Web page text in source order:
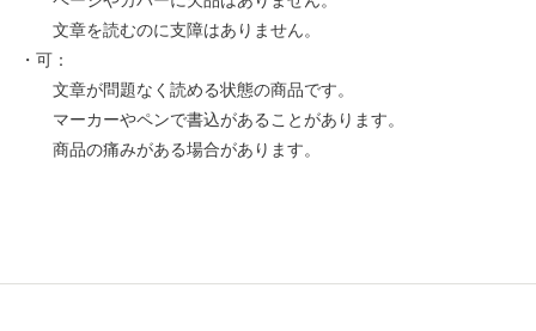
文章を読むのに支障はありません。
・可：
文章が問題なく読める状態の商品です。
マーカーやペンで書込があることがあります。
商品の痛みがある場合があります。